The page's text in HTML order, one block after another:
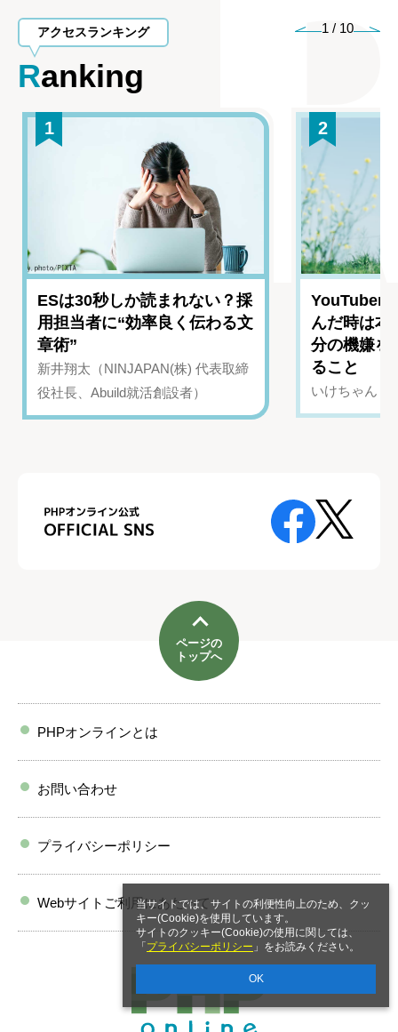
当サイトでは、サイトの利便性向上のため、クッ
キー(Cookie)を使用しています。
サイトのクッキー(Cookie)の使用に関しては、
「 プライバシーポリシー 」をお読みください。
OK
アクセスランキング
Ranking
1 / 10
1
ESは30秒しか読まれない？採
用担当者に“効率良く伝わる文
章術”
新井翔太（NINJAPAN(株) 代表取締
役社長、Abuild就活創設者）
2
YouTuber
んだ時は
分の機嫌を
ること
いけちゃん（
ページの
トップへ
PHPオンラインとは
お問い合わせ
プライバシーポリシー
Webサイトご利用にあたって